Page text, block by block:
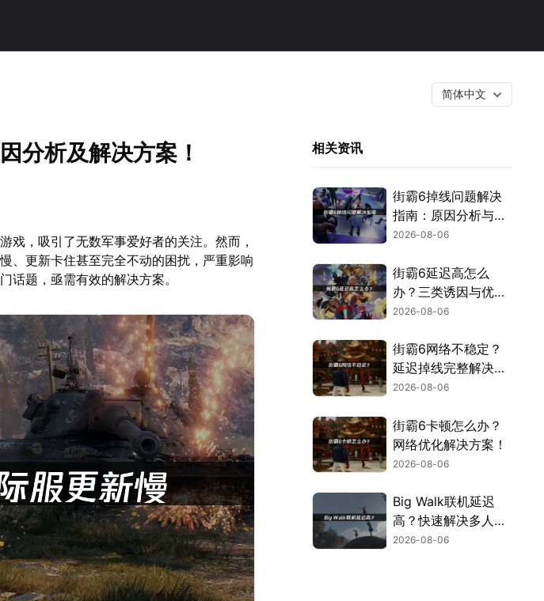
简体中文
分析及解决方案！
戏，吸引了无数军事爱好者的关注。然而，
、更新卡住甚至完全不动的困扰，严重影响
话题，亟需有效的解决方案。
相关资讯
街霸6掉线问题解决
指南：原因分析与网
络优化技巧！
2026-08-06
街霸6延迟高怎么
办？三类诱因与优化
解决方案！
2026-08-06
街霸6网络不稳定？
延迟掉线完整解决指
南！
2026-08-06
街霸6卡顿怎么办？
网络优化解决方案！
2026-08-06
Big Walk联机延迟
高？快速解决多人联
机卡顿问题！
2026-08-06